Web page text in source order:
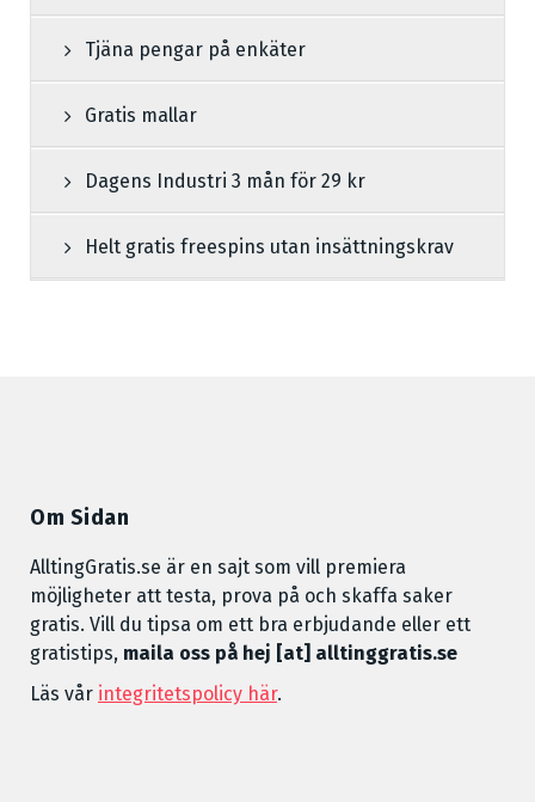
Tjäna pengar på enkäter
Gratis mallar
Dagens Industri 3 mån för 29 kr
Helt gratis freespins utan insättningskrav
Om Sidan
AlltingGratis.se är en sajt som vill premiera
möjligheter att testa, prova på och skaffa saker
gratis. Vill du tipsa om ett bra erbjudande eller ett
gratistips, maila oss på hej [at] alltinggratis.se
Läs vår integritetspolicy här.